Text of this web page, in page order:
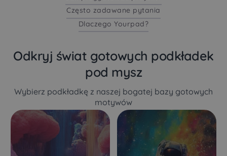
Często zadawane pytania
Dlaczego Yourpad?
Odkryj świat gotowych podkładek
pod mysz
Wybierz podkładkę z naszej bogatej bazy gotowych
motywów